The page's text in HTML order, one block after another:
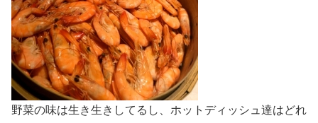
野菜の味は生き生きしてるし、ホットディッシュ達はどれ